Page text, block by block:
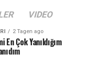
VIDEO
2 Tagen ago
En Çok Yanıldığım